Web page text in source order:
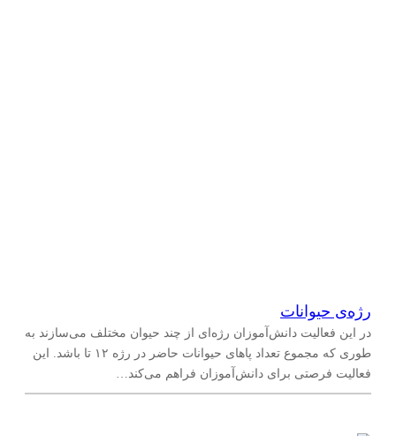
رژه‌ی حیوانات
در این فعالیت دانش‌آموزان رژه‌ای از چند حیوان مختلف ‌می‌سازند به
طوری که مجموع تعداد پاهای حیوانات حاضر در رژه ۱۲ تا باشد. این
فعالیت فرصتی برای دانش‌آموزان فراهم می‌کند…